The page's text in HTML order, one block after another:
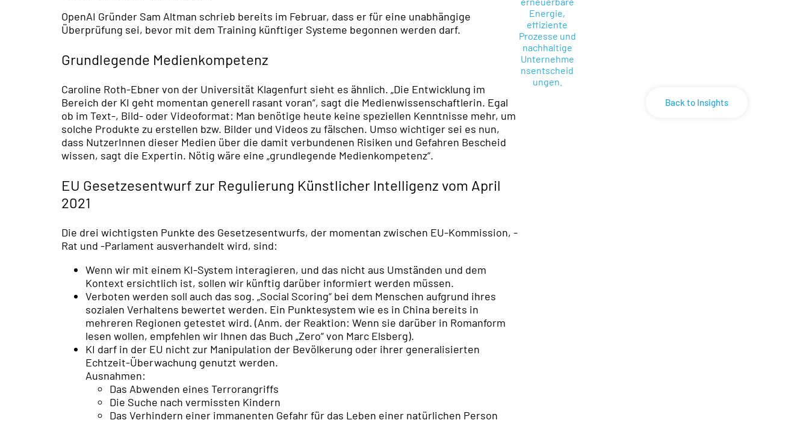
OpenAI Gründer Sam Altman schrieb bereits im Februar, dass er für eine unabhängige
Überprüfung sei, bevor mit dem Training künftiger Systeme begonnen werden darf.
Grundlegende Medienkompetenz
Caroline Roth-Ebner von der Universität Klagenfurt sieht es ähnlich. „Die Entwicklung im
Bereich der KI geht momentan generell rasant voran“, sagt die Medienwissenschaftlerin. Egal
ob im Text-, Bild- oder Videoformat: Man benötige heute keine speziellen Kenntnisse mehr, um
solche Produkte zu erstellen bzw. Bilder und Videos zu fälschen. Umso wichtiger sei es nun,
dass NutzerInnen dieser Medien über die damit verbundenen Risiken und Gefahren Bescheid
wissen, sagt die Expertin. Nötig wäre eine „grundlegende Medienkompetenz“.
EU Gesetzesentwurf zur Regulierung Künstlicher Intelligenz vom April
2021
Die drei wichtigsten Punkte des Gesetzesentwurfs, der momentan zwischen EU-Kommission, -
Rat und -Parlament ausverhandelt wird, sind:
Wenn wir mit einem KI-System interagieren, und das nicht aus Umständen und dem
Kontext ersichtlich ist, sollen wir künftig darüber informiert werden müssen.
Verboten werden soll auch das sog. „Social Scoring“ bei dem Menschen aufgrund ihres
sozialen Verhaltens bewertet werden. Ein Punktesystem wie es in China bereits in
mehreren Regionen getestet wird. (Anm. der Reaktion: Wenn sie darüber in Romanform
lesen wollen, empfehlen wir Ihnen das Buch „Zero“ von Marc Elsberg).
KI darf in der EU nicht zur Manipulation der Bevölkerung oder ihrer generalisierten
Echtzeit-Überwachung genutzt werden.
Ausnahmen:
Das Abwenden eines Terrorangriffs
Die Suche nach vermissten Kindern
Das Verhindern einer immanenten Gefahr für das Leben einer natürlichen Person
Back to Insights